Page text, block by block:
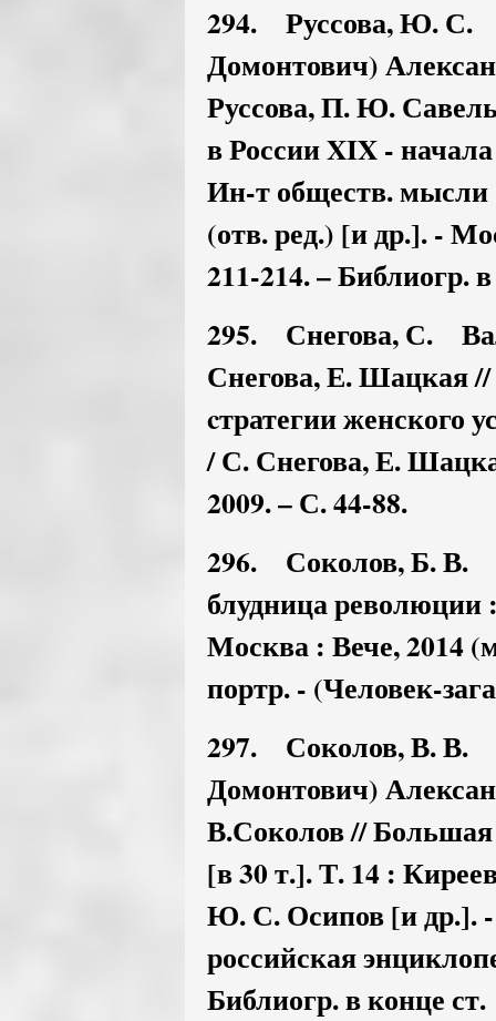
294. Руссова, Ю. С.
Домонтович)
Руссова, П. Ю.
в России XIX -
Ин-т обществ.
(отв. ред.) [и др.]. -
211-214. – Библиогр.
295. Снегова, С.
Снегова, Е. Шацкая
cтратегии женского
/ С. Снегова, Е.
2009. – С. 44-88.
296. Соколов, Б. В.
блудница
Москва : Вече, 2014
портр. - (Человек-
297. Соколов, В. В.
Домонтович)
В.Соколов // Большая
[в 30 т.]. Т. 14 :
Ю. С. Осипов [и др.].
российская
Библиогр. в конце ст.